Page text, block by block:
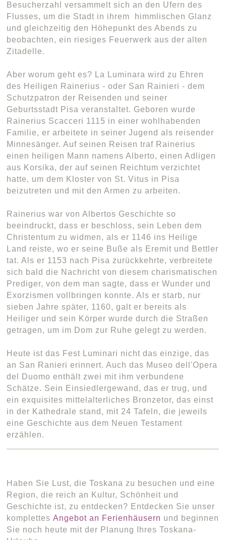
Besucherzahl versammelt sich an den Ufern des
Flusses, um die Stadt in ihrem himmlischen Glanz
und gleichzeitig den Höhepunkt des Abends zu
beobachten, ein riesiges Feuerwerk aus der alten
Zitadelle.
Aber worum geht es? La Luminara wird zu Ehren
des Heiligen Rainerius - oder San Rainieri - dem
Schutzpatron der Reisenden und seiner
Geburtsstadt Pisa veranstaltet. Geboren wurde
Rainerius Scacceri 1115 in einer wohlhabenden
Familie, er arbeitete in seiner Jugend als reisender
Minnesänger. Auf seinen Reisen traf Rainerius
einen heiligen Mann namens Alberto, einen Adligen
aus Korsika, der auf seinen Reichtum verzichtet
hatte, um dem Kloster von St. Vitus in Pisa
beizutreten und mit den Armen zu arbeiten.
Rainerius war von Albertos Geschichte so
beeindruckt, dass er beschloss, sein Leben dem
Christentum zu widmen, als er 1146 ins Heilige
Land reiste, wo er seine Buße als Eremit und Bettler
tat. Als er 1153 nach Pisa zurückkehrte, verbreitete
sich bald die Nachricht von diesem charismatischen
Prediger, von dem man sagte, dass er Wunder und
Exorzismen vollbringen konnte. Als er starb, nur
sieben Jahre später, 1160, galt er bereits als
Heiliger und sein Körper wurde durch die Straßen
getragen, um im Dom zur Ruhe gelegt zu werden.
Heute ist das Fest Luminari nicht das einzige, das
an San Ranieri erinnert. Auch das Museo dell'Opera
del Duomo enthält zwei mit ihm verbundene
Schätze. Sein Einsiedlergewand, das er trug, und
ein exquisites mittelalterliches Bronzetor, das einst
in der Kathedrale stand, mit 24 Tafeln, die jeweils
eine Geschichte aus dem Neuen Testament
erzählen.
Haben Sie Lust, die Toskana zu besuchen und eine
Region, die reich an Kultur, Schönheit und
Geschichte ist, zu entdecken? Entdecken Sie unser
komplettesAngebot an Ferienhäusern und beginnen
Sie noch heute mit der Planung Ihres Toskana-